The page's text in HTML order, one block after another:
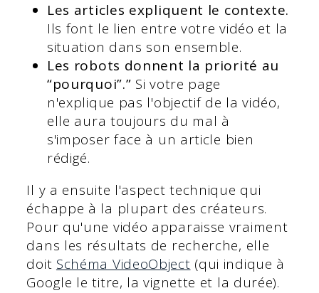
Les articles expliquent le contexte.
Ils font le lien entre votre vidéo et la
situation dans son ensemble.
Les robots donnent la priorité au
“pourquoi”.” Si votre page
n'explique pas l'objectif de la vidéo,
elle aura toujours du mal à
s'imposer face à un article bien
rédigé.
Il y a ensuite l'aspect technique qui
échappe à la plupart des créateurs.
Pour qu'une vidéo apparaisse vraiment
dans les résultats de recherche, elle
doit Schéma VideoObject (qui indique à
Google le titre, la vignette et la durée).